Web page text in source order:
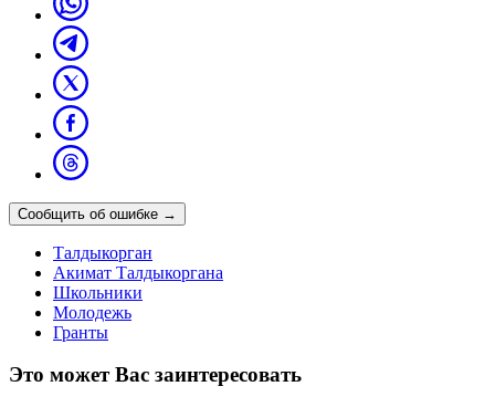
Сообщить об ошибке →
Талдыкорган
Акимат Талдыкоргана
Школьники
Молодежь
Гранты
Это может Вас заинтересовать